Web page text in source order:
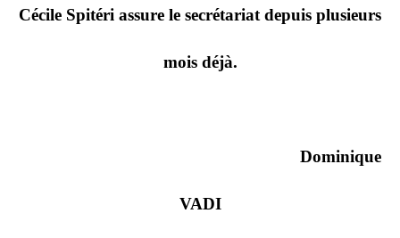
Cécile Spitéri assure le secrétariat depuis plusieurs
mois déjà.
Dominique
VADI